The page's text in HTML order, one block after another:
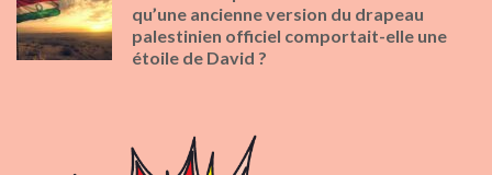
qu’une ancienne version du drapeau
palestinien officiel comportait-elle une
étoile de David ?